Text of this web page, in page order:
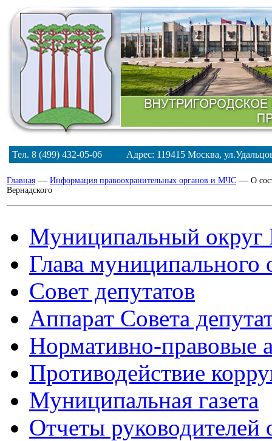
Тел. 8 (499) 432-05-06 Адрес: 119415 Москва,
Главная — Информация правоохранительных органов и МЧС — О
Вернадского
Муниципальный округ
Глава муниципального
Совет депутатов
Аппарат Совета
Нормативно-правовые
Противодействие
Муниципальная газета
Отчеты руководителей